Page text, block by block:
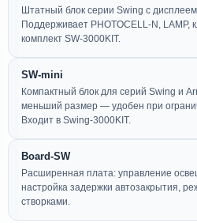
Штатный блок серии Swing с дисплеем
Поддерживает PHOTOCELL-N, LAMP,
комплект SW-3000KIT.
SW-mini
Компактный блок для серий Swing и
меньший размер — удобен при
Входит в Swing-3000KIT.
Board-SW
Расширенная плата: управление
настройка задержки автозакрытия,
створками.